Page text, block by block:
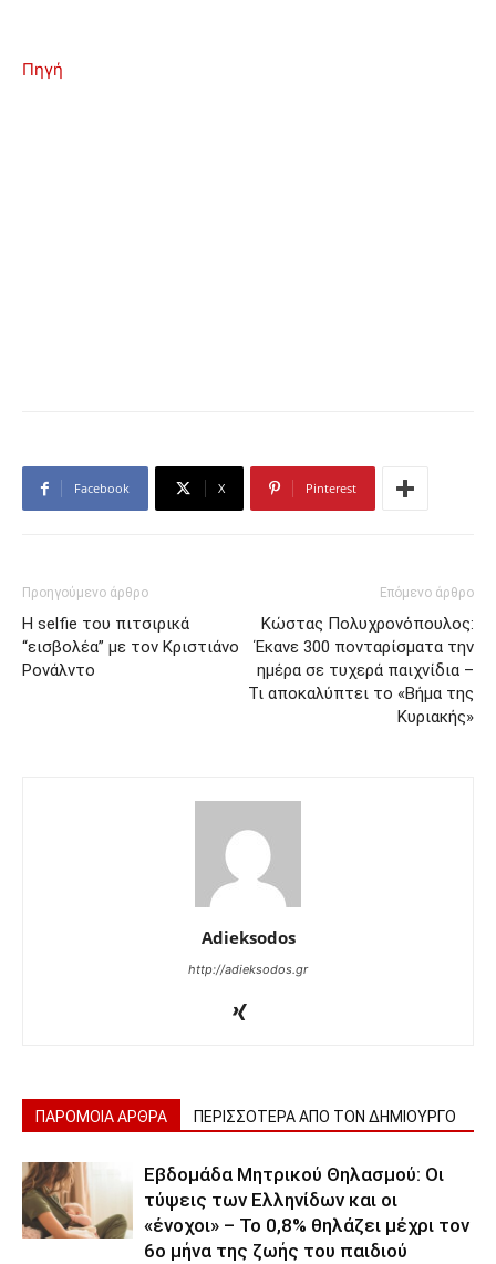
Πηγή
Facebook X Pinterest
Προηγούμενο άρθρο
Η selfie του πιτσιρικά
“εισβολέα” με τον Κριστιάνο
Ρονάλντο
Επόμενο άρθρο
Κώστας Πολυχρονόπουλος:
Έκανε 300 πονταρίσματα την
ημέρα σε τυχερά παιχνίδια –
Τι αποκαλύπτει το «Βήμα της
Κυριακής»
Adieksodos
http://adieksodos.gr
ΠΑΡΟΜΟΙΑ ΑΡΘΡΑ ΠΕΡΙΣΣΟΤΕΡΑ ΑΠΟ ΤΟΝ ΔΗΜΙΟΥΡΓΟ
Εβδομάδα Μητρικού Θηλασμού: Οι
τύψεις των Ελληνίδων και οι
«ένοχοι» – Το 0,8% θηλάζει μέχρι τον
6ο μήνα της ζωής του παιδιού